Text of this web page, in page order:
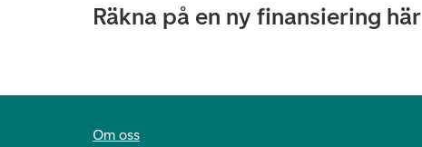
Räkna på en ny finansiering här
Om oss